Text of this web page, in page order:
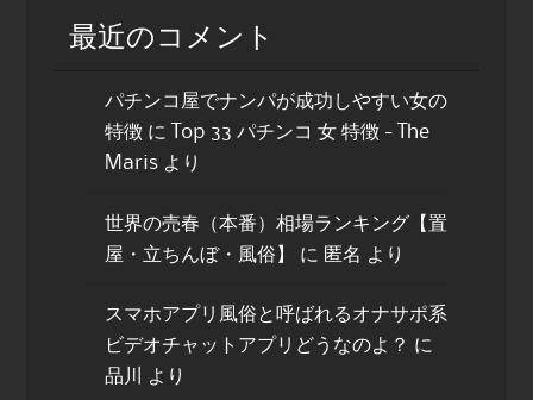
最近のコメント
パチンコ屋でナンパが成功しやすい女の
特徴に
Top 33 パチンコ 女 特徴 - The
Marisより
世界の売春（本番）相場ランキング【置
屋・立ちんぼ・風俗】
に 匿名 より
スマホアプリ風俗と呼ばれるオナサポ系
ビデオチャットアプリどうなのよ？ に
品川
より